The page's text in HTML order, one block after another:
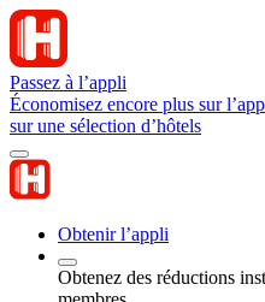
Passez à l’appli
Économisez encore plus sur
sur une sélection d’hôtels
Obtenir l’appli
Obtenez des réductions